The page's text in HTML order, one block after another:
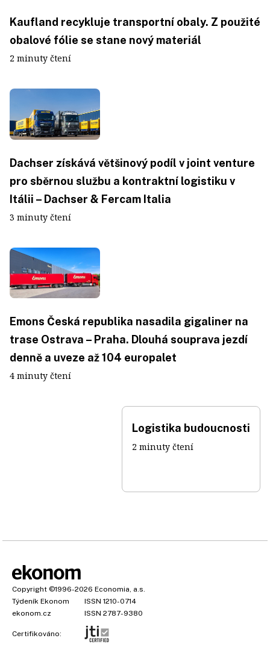
Kaufland recykluje transportní obaly. Z použité
obalové fólie se stane nový materiál
2 minuty čtení
Dachser získává většinový podíl v joint venture
pro sběrnou službu a kontraktní logistiku v
Itálii – Dachser & Fercam Italia
3 minuty čtení
Emons Česká republika nasadila gigaliner na
trase Ostrava – Praha. Dlouhá souprava jezdí
denně a uveze až 104 europalet
4 minuty čtení
Logistika budoucnosti
2 minuty čtení
Copyright ©1996-2026 Economia, a.s.
Týdeník Ekonom
ISSN 1210-0714
ekonom.cz
ISSN 2787-9380
Certifikováno: